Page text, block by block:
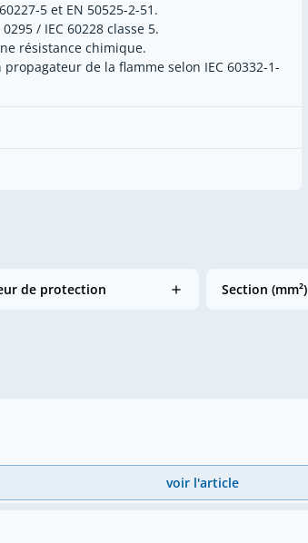
5 et EN 50525-2-51.
0295 / IEC 60228 classe 5.
résistance chimique.
propagateur de la flamme selon IEC 60332-1-
de protection Section (mm²)
voir l'article